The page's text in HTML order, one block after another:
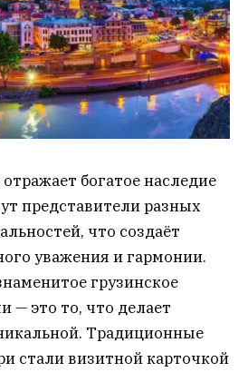
богатое наследие
представители разных
что создаёт
уважения и гармонии.
грузинское
— это то, что делает
Традиционные
стали визитной карточкой